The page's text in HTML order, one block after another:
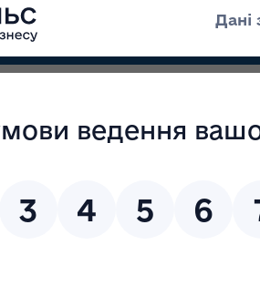
Для громадськості Прес-
засобів, крові та
сертифікація
Кіровоградської області препаратів